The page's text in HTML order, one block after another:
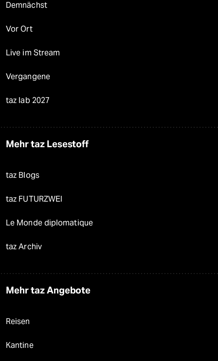
Demnächst
Vor Ort
Live im Stream
Vergangene
taz lab 2027
Mehr taz Lesestoff
taz Blogs
taz FUTURZWEI
Le Monde diplomatique
taz Archiv
Mehr taz Angebote
Reisen
Kantine